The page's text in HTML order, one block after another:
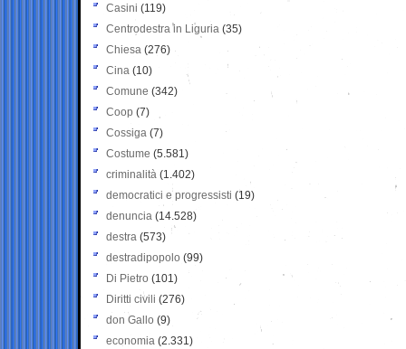
Casini (119)
Centrodestra in Liguria (35)
Chiesa (276)
Cina (10)
Comune (342)
Coop (7)
Cossiga (7)
Costume (5.581)
criminalità (1.402)
democratici e progressisti (19)
denuncia (14.528)
destra (573)
destradipopolo (99)
Di Pietro (101)
Diritti civili (276)
don Gallo (9)
economia (2.331)